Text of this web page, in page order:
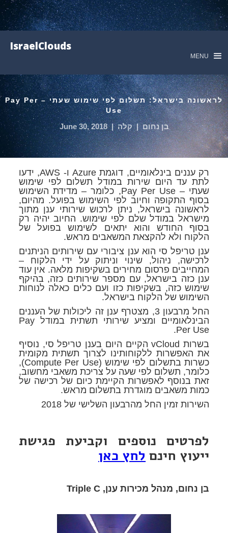
IsraelClouds
MENU
לראשונה בישראל: תשלום לפי שימוש שעתי – Pay Per
Use
בן נחום | קלה |
June 30, 2018
רק עננים בינלאומיים, דוגמת Azure ו- AWS, ידעו
לתת עד היום שירות במודל תשלום לפי שימוש
שעתי – Pay Per Use, כלומר – מדידת השימוש
בסוף התקופה וחיוב לפי השימוש בפועל. מהיום,
לראשונה בישראל, ניתן לרכוש שירותי ענן מתוך
מישראל במודל שלם לפי שימוש. החיוב יהיה רק
בסוף החודש והוא יתאים לשימוש בפועל של
הלקוח ולא להקצאת המשאבים מראש.
ענן טריפל סי הוא ענן ציבורי עם שירותים הניתנים
לרכישה, ניהול, שינוי וניתוק על ידי הלקוח –
המחייבים פרסום מחירים בשקיפות מלאה. אין עוד
ענן כזה בישראל, עם מספר שירותים כזה, בהיקף
שימוש כזה, בשקיפות כזו ועם כלים כאלה לנוחות
השימוש של הלקוח בישראל.
החל מרבעון 3, מצטרף ענן זה ליכולות של העננים
הבינלאומיים ומציע שירותי תשתית במודל Pay
Per Use.
בשרות vCloud הקיים היום בענן טריפל סי, נוסיף
את האפשרות ללקוחותינו לצרוך תשתית מקומית
כשרות בתשלום לפי שימוש (Compute Per Use),
כלומר, תשלום לפי שעה על צריכת משאבי מחשוב,
זאת בנוסף לאפשרות הקיימת כיום של רכישה של
כמות משאבים מוגדרת בתשלום מראש.
השירות זמין החל מהרבעון השלישי של 2018
לפרטים נוספים וקביעת פגישת
ייעוץ חינם לחץ כאן
בן נחום, מנהל מכירות ענן, Triple C